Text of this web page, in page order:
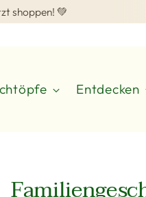
Bewertungen
Entdecken